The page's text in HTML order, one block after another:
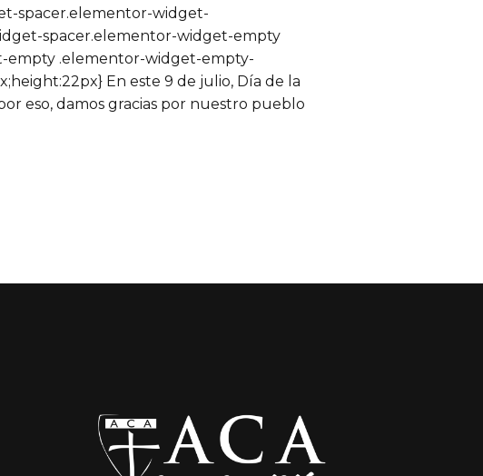
spacer.elementor-widget-
spacer.elementor-widget-empty
empty .elementor-widget-empty-
En este 9 de julio, Día de la
eso, damos gracias por nuestro pueblo